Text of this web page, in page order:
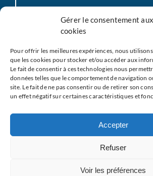
Gérer le consentement aux
cookies
Pour offrir les meilleures expériences, nous
que les cookies pour stocker et/ou accéder aux
Le fait de consentir à ces technologies nous
données telles que le comportement de navigation
site. Le fait de ne pas consentir ou de retirer son
un effet négatif sur certaines caractéristiques et
Accepter
Refuser
Voir les préférences
La Vidéo du Pape
Prier avec la Parole de Dieu
Prière Universelle
Agenda